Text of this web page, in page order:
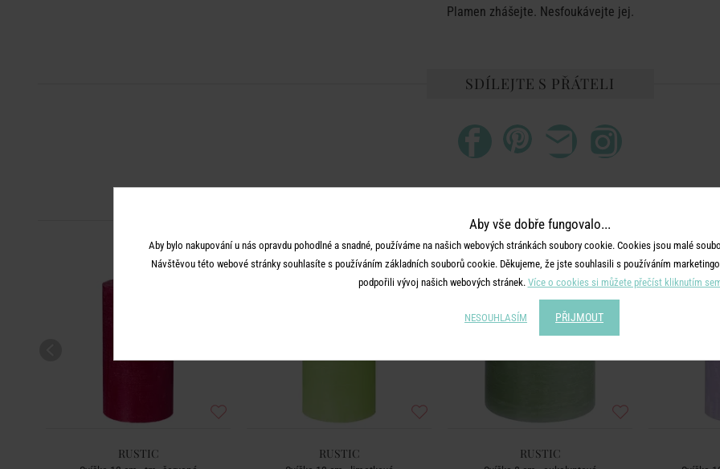
Plamen zhášejte. Nesfoukávejte jej.
SDÍLEJTE S PŘÁTELI
DALŠÍ PRODUKTY ZE SÉRIE
RUSTIC RUSTIC RUSTIC
Aby vše dobře fungovalo...
Aby bylo nakupování u nás opravdu pohodlné a snadné, používáme na našich webových stránkách soubory cookie. Cookies jsou malé
Návštěvou této webové stránky souhlasíte s používáním základních souborů cookie. Děkujeme, že jste souhlasili s používáním
podpořili vývoj našich webových stránek. Více o cookies si můžete přečíst kliknutím
NESOUHLASÍM PŘIJMOUT